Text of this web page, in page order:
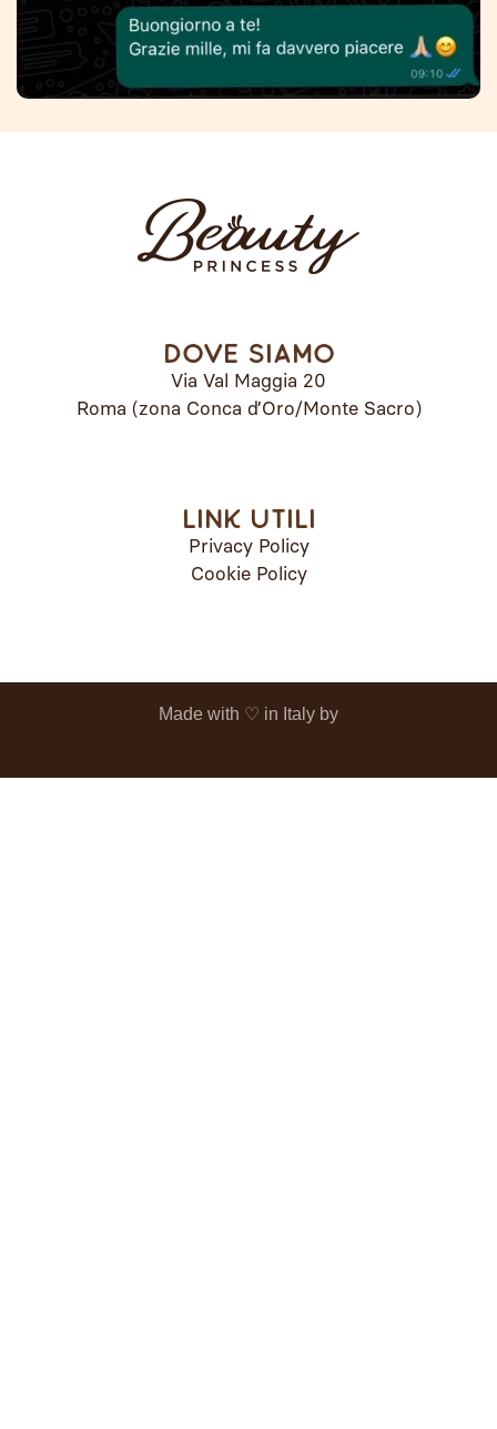
Dove siamo
Via Val Maggia 20
Roma (zona Conca d’Oro/Monte Sacro)
Link utili
Privacy Policy
Cookie Policy
Made with ♡️ in Italy by